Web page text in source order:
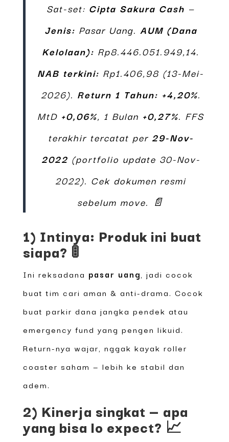
Sat-set: Cipta Sakura Cash —
Jenis: Pasar Uang. AUM (Dana
Kelolaan): Rp8.446.051.949,14.
NAB terkini: Rp1.406,98 (13-Mei-
2026). Return 1 Tahun: +4,20%.
MtD +0,06%, 1 Bulan +0,27%. FFS
terakhir tercatat per 29-Nov-
2022 (portfolio update 30-Nov-
2022). Cek dokumen resmi
sebelum move. 📄
1) Intinya: Produk ini buat
siapa? 🚦
Ini reksadana pasar uang , jadi cocok
buat tim cari aman & anti-drama. Cocok
buat parkir dana jangka pendek atau
emergency fund yang pengen likuid.
Return-nya wajar, nggak kayak roller
coaster saham — lebih ke stabil dan
adem.
2) Kinerja singkat — apa
yang bisa lo expect? 📈